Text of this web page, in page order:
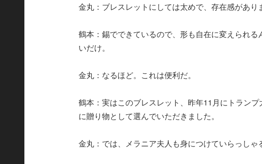
金丸：ブレスレットにしては太めで、存在感があり
鶴本：錫でできているので、形も自在に変えられ
いだけ。
金丸：なるほど。これは便利だ。
鶴本：実はこのブレスレット、昨年11月にトラン
に贈り物として選んでいただきました。
金丸：では、メラニア夫人も身につけていらっしゃ